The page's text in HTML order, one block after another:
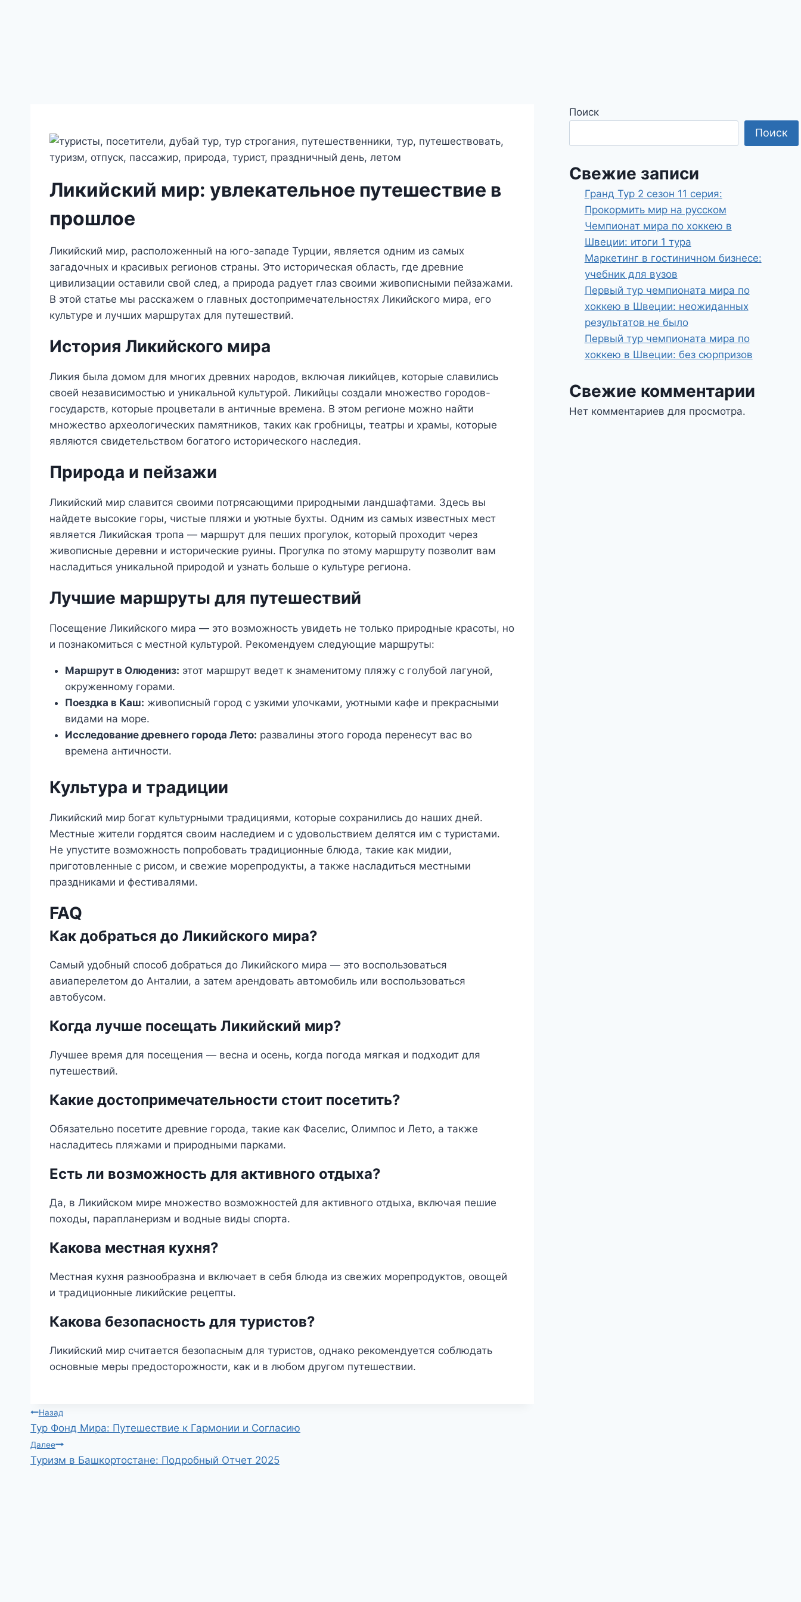
Ликийский мир: увлекательное путешествие в
прошлое
Ликийский мир, расположенный на юго-западе Турции, является одним из самых
загадочных и красивых регионов страны. Это историческая область, где древние
цивилизации оставили свой след, а природа радует глаз своими живописными пейзажами.
В этой статье мы расскажем о главных достопримечательностях Ликийского мира, его
культуре и лучших маршрутах для путешествий.
История Ликийского мира
Ликия была домом для многих древних народов, включая ликийцев, которые славились
своей независимостью и уникальной культурой. Ликийцы создали множество городов-
государств, которые процветали в античные времена. В этом регионе можно найти
множество археологических памятников, таких как гробницы, театры и храмы, которые
являются свидетельством богатого исторического наследия.
Природа и пейзажи
Ликийский мир славится своими потрясающими природными ландшафтами. Здесь вы
найдете высокие горы, чистые пляжи и уютные бухты. Одним из самых известных мест
является Ликийская тропа — маршрут для пеших прогулок, который проходит через
живописные деревни и исторические руины. Прогулка по этому маршруту позволит вам
насладиться уникальной природой и узнать больше о культуре региона.
Лучшие маршруты для путешествий
Посещение Ликийского мира — это возможность увидеть не только природные красоты, но
и познакомиться с местной культурой. Рекомендуем следующие маршруты:
Маршрут в Олюдениз: этот маршрут ведет к знаменитому пляжу с голубой лагуной,
окруженному горами.
Поездка в Каш: живописный город с узкими улочками, уютными кафе и прекрасными
видами на море.
Исследование древнего города Лето: развалины этого города перенесут вас во
времена античности.
Культура и традиции
Ликийский мир богат культурными традициями, которые сохранились до наших дней.
Местные жители гордятся своим наследием и с удовольствием делятся им с туристами.
Не упустите возможность попробовать традиционные блюда, такие как мидии,
приготовленные с рисом, и свежие морепродукты, а также насладиться местными
праздниками и фестивалями.
FAQ
Как добраться до Ликийского мира?
Самый удобный способ добраться до Ликийского мира — это воспользоваться
авиаперелетом до Анталии, а затем арендовать автомобиль или воспользоваться
автобусом.
Когда лучше посещать Ликийский мир?
Лучшее время для посещения — весна и осень, когда погода мягкая и подходит для
путешествий.
Какие достопримечательности стоит посетить?
Обязательно посетите древние города, такие как Фаселис, Олимпос и Лето, а также
насладитесь пляжами и природными парками.
Есть ли возможность для активного отдыха?
Да, в Ликийском мире множество возможностей для активного отдыха, включая пешие
походы, парапланеризм и водные виды спорта.
Какова местная кухня?
Местная кухня разнообразна и включает в себя блюда из свежих морепродуктов, овощей
и традиционные ликийские рецепты.
Какова безопасность для туристов?
Ликийский мир считается безопасным для туристов, однако рекомендуется соблюдать
основные меры предосторожности, как и в любом другом путешествии.
Навигация
по
записям
Назад
Тур Фонд Мира: Путешествие к Гармонии и Согласию
Далее
Туризм в Башкортостане: Подробный Отчет 2025
Поиск
Поиск
Свежие записи
Гранд Тур 2 сезон 11 серия:
Прокормить мир на русском
Чемпионат мира по хоккею в
Швеции: итоги 1 тура
Маркетинг в гостиничном бизнесе:
учебник для вузов
Первый тур чемпионата мира по
хоккею в Швеции: неожиданных
результатов не было
Первый тур чемпионата мира по
хоккею в Швеции: без сюрпризов
Свежие комментарии
Нет комментариев для просмотра.